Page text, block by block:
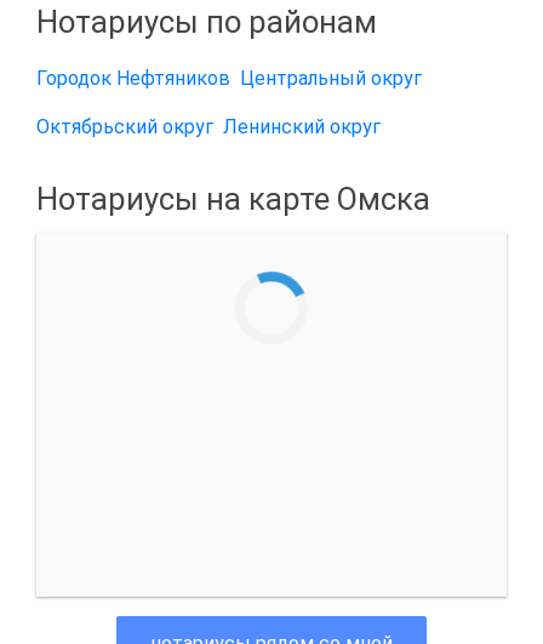
Нотариусы по районам
Городок Нефтяников Центральный округ
Октябрьский округ Ленинский округ
Нотариусы на карте Омска